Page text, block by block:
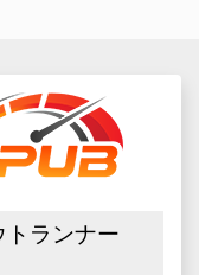
ランナー